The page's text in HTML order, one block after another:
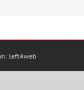
left4web